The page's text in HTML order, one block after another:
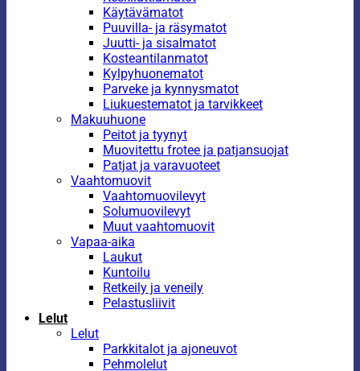
Käytävämatot
Puuvilla- ja räsymatot
Juutti- ja sisalmatot
Kosteantilanmatot
Kylpyhuonematot
Parveke ja kynnysmatot
Liukuestematot ja tarvikkeet
Makuuhuone
Peitot ja tyynyt
Muovitettu frotee ja patjansuojat
Patjat ja varavuoteet
Vaahtomuovit
Vaahtomuovilevyt
Solumuovilevyt
Muut vaahtomuovit
Vapaa-aika
Laukut
Kuntoilu
Retkeily ja veneily
Pelastusliivit
Lelut
Lelut
Parkkitalot ja ajoneuvot
Pehmolelut